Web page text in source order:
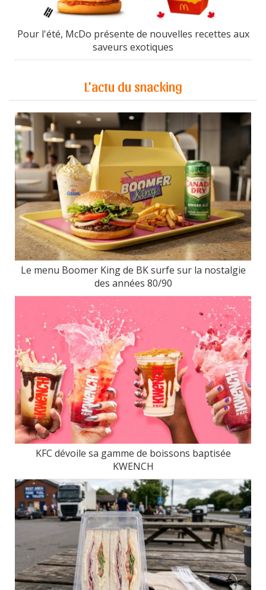
Pour l'été, McDo présente de nouvelles recettes aux
saveurs exotiques
L'actu du snacking
Le menu Boomer King de BK surfe sur la nostalgie
des années 80/90
KFC dévoile sa gamme de boissons baptisée
KWENCH